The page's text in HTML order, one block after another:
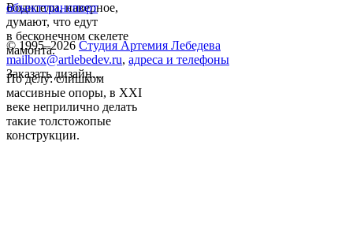
Водители, наверное,
думают, что едут
в бесконечном скелете
мамонта.
По делу: слишком
массивные опоры, в XXI
веке неприлично делать
такие толстожопые
конструкции.
объекттранспорт
© 1995–2026 Студия Артемия Лебедева
mailbox@artlebedev.ru, адреса и телефоны
Заказать дизайн...